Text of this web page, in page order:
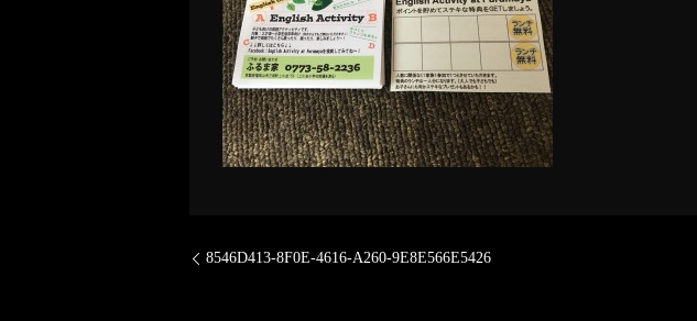
8546D413-8F0E-4616-A260-9E8E566E5426